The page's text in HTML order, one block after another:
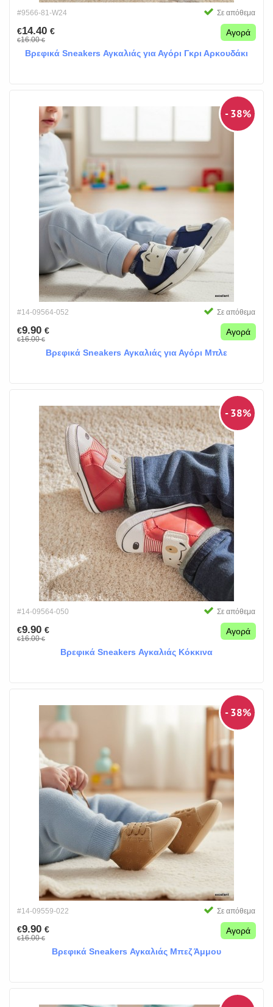
#9566-81-W24 Σε απόθεμα
€14.40 €
€16.00€
Αγορά
Βρεφικά Sneakers Αγκαλιάς για Αγόρι Γκρι Αρκουδάκι
- 38%
#14-09564-052 Σε απόθεμα
€9.90 €
€16.00€
Αγορά
Βρεφικά Sneakers Αγκαλιάς για Αγόρι Μπλε
- 38%
#14-09564-050 Σε απόθεμα
€9.90 €
€16.00€
Αγορά
Βρεφικά Sneakers Αγκαλιάς Κόκκινα
- 38%
#14-09559-022 Σε απόθεμα
€9.90 €
€16.00€
Αγορά
Βρεφικά Sneakers Αγκαλιάς Μπεζ Άμμου